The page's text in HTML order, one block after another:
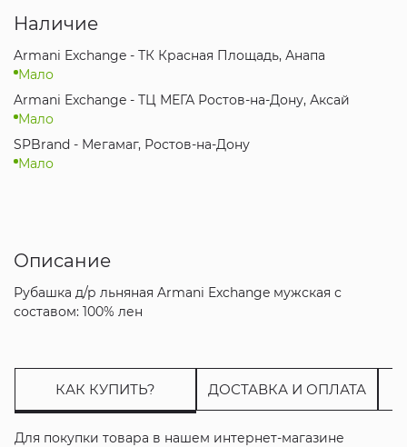
Наличие
Armani Exchange - ТК Красная Площадь, Анапа
Мало
Armani Exchange - ТЦ МЕГА Ростов-на-Дону, Аксай
Мало
SPBrand - Мегамаг, Ростов-на-Дону
Мало
Описание
Рубашка д/р льняная Armani Exchange мужская с
составом: 100% лен
КАК КУПИТЬ? ДОСТАВКА И ОПЛАТА
Для покупки товара в нашем интернет-магазине